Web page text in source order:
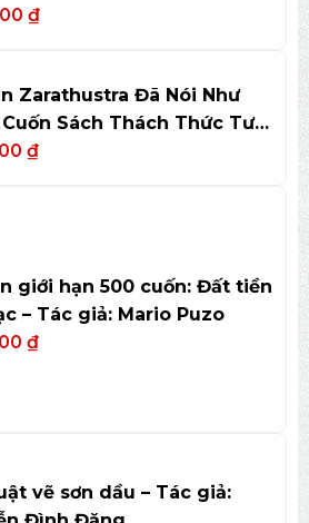
₫
Zarathustra Đã Nói Như
Cuốn Sách Thách Thức Tư
₫
giới hạn 500 cuốn: Đất tiền
– Tác giả: Mario Puzo
₫
vẽ sơn dầu – Tác giả: